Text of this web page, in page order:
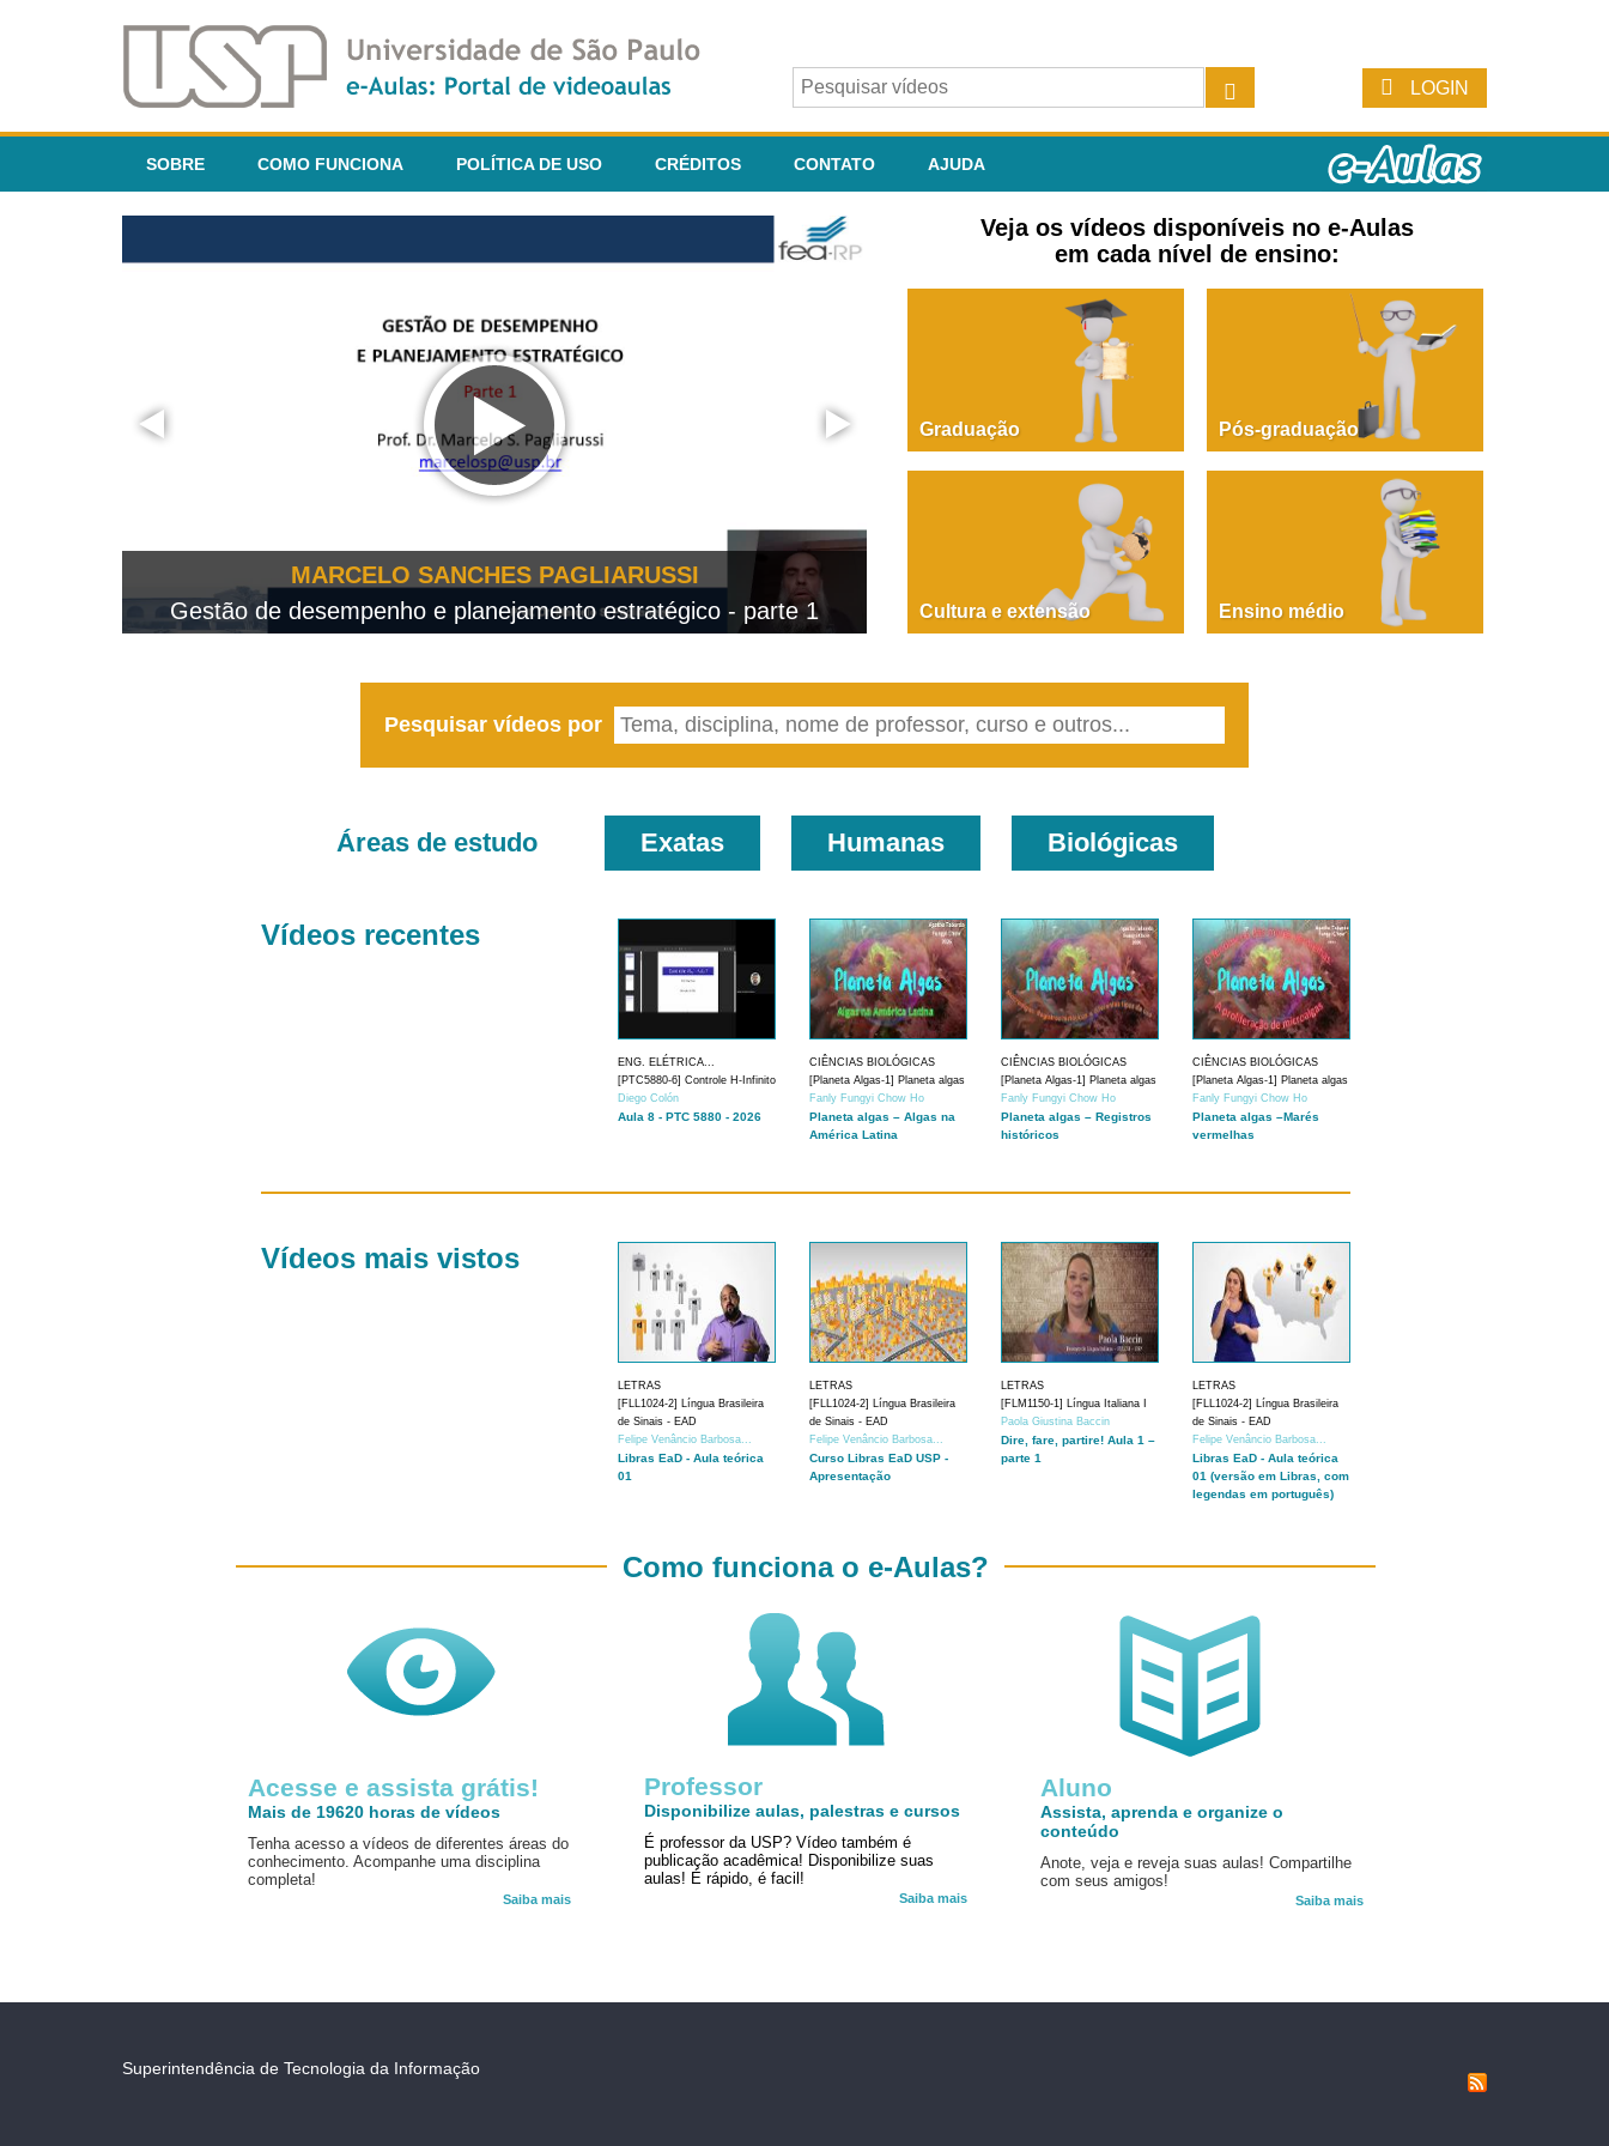
LOGIN
SOBRE COMO FUNCIONA POLÍTICA DE USO CRÉDITOS CONTATO AJUDA
MARCELO SANCHES PAGLIARUSSI
Gestão de desempenho e planejamento estratégico - parte 1
PAOLA GIUSTINA BACCIN
Dire, fare, partire! Aula 1 – parte 1
Veja os vídeos disponíveis no e-Aulas
em cada nível de ensino:
Graduação Pós-graduação
Cultura e extensão Ensino médio
Pesquisar vídeos por
Áreas de estudo Exatas Humanas Biológicas
Vídeos recentes
ENG. ELÉTRICA...
[PTC5880-6] Controle H-Infinito
Diego Colón
Aula 8 - PTC 5880 - 2026
CIÊNCIAS BIOLÓGICAS
[Planeta Algas-1] Planeta algas
Fanly Fungyi Chow Ho
Planeta algas – Algas na
América Latina
CIÊNCIAS BIOLÓGICAS
[Planeta Algas-1] Planeta algas
Fanly Fungyi Chow Ho
Planeta algas – Registros
históricos
CIÊNCIAS BIOLÓGICAS
[Planeta Algas-1] Planeta algas
Fanly Fungyi Chow Ho
Planeta algas –Marés
vermelhas
Vídeos mais vistos
LETRAS
[FLL1024-2] Língua Brasileira
de Sinais - EAD
Felipe Venâncio Barbosa...
Libras EaD - Aula teórica
01
LETRAS
[FLL1024-2] Língua Brasileira
de Sinais - EAD
Felipe Venâncio Barbosa...
Curso Libras EaD USP -
Apresentação
LETRAS
[FLM1150-1] Língua Italiana I
Paola Giustina Baccin
Dire, fare, partire! Aula 1 –
parte 1
LETRAS
[FLL1024-2] Língua Brasileira
de Sinais - EAD
Felipe Venâncio Barbosa...
Libras EaD - Aula teórica
01 (versão em Libras, com
legendas em português)
Acesse e assista grátis!
Mais de 19620 horas de vídeos
Tenha acesso a vídeos de diferentes áreas do
conhecimento. Acompanhe uma disciplina
completa!
Saiba mais
Aluno
Assista, aprenda e organize o
conteúdo
Anote, veja e reveja suas aulas! Compartilhe
com seus amigos!
Saiba mais
Como funciona o e-Aulas?
Professor
Disponibilize aulas, palestras e cursos
É professor da USP? Vídeo também é
publicação acadêmica! Disponibilize suas
aulas! É rápido, é facil!
Saiba mais
Superintendência de Tecnologia da Informação